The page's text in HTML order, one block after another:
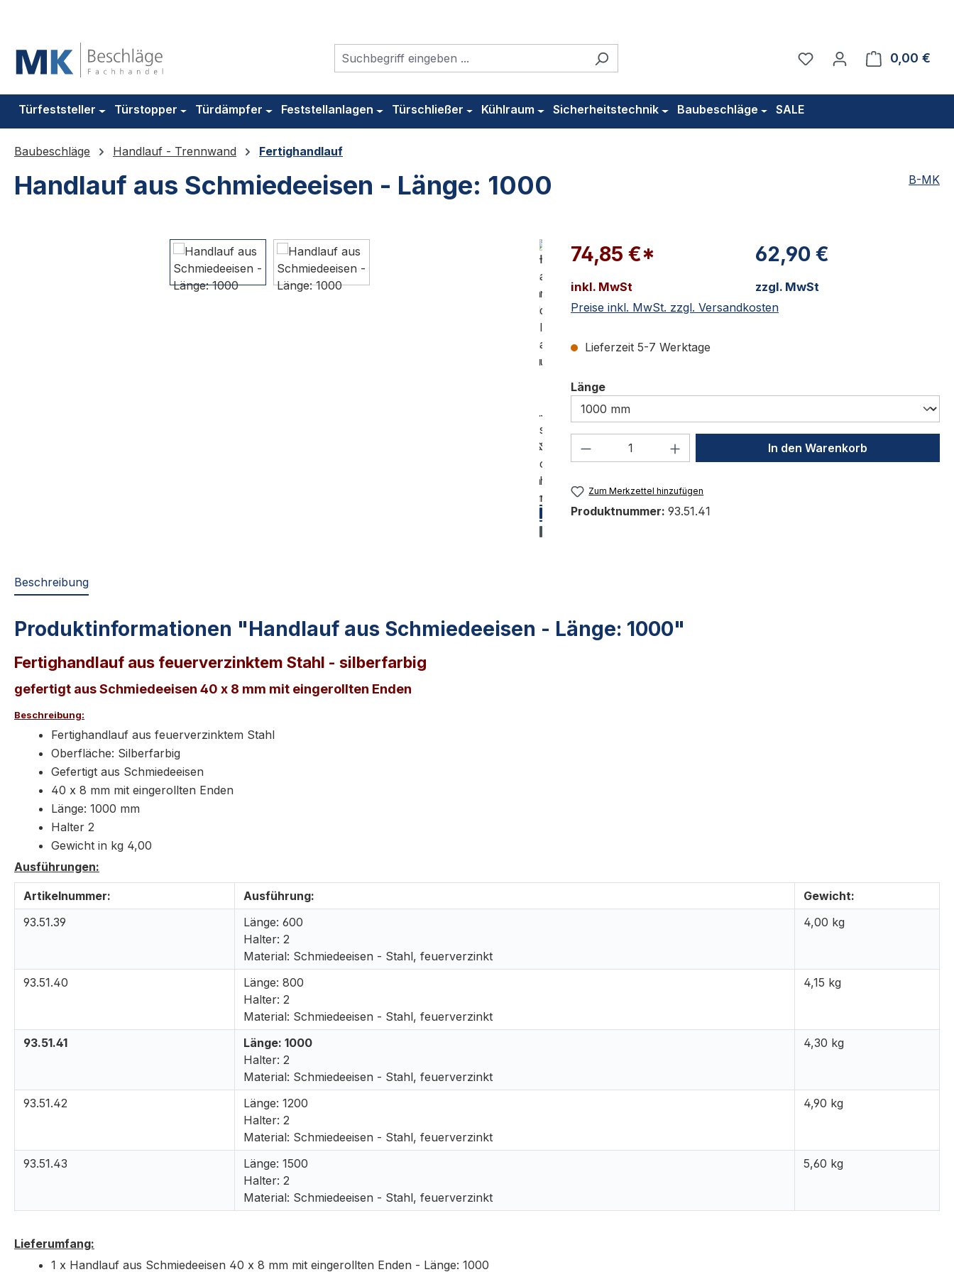
Du hast 0 Produkte auf
0,00 €
Türfeststeller Türstopper Türdämpfer Feststellanlagen Türschließer Kühlraum Sicherheitstechnik Baubeschläge SALE
Baubeschläge Handlauf - Trennwand Fertighandlauf
Handlauf aus Schmiedeeisen - Länge: 1000 B-MK
74,85 €*
inkl. MwSt
62,90 €
zzgl. MwSt
Preise inkl. MwSt. zzgl. Versandkosten
Lieferzeit 5-7 Werktage
Längeauswählen
Produkt Anzahl: Gib den gewünschten Wert
In den Warenkorb
Zum Merkzettel hinzufügen
Produktnummer: 93.51.41
Beschreibung
Produktinformationen "Handlauf aus Schmiedeeisen - Länge: 1000"
Fertighandlauf aus feuerverzinktem Stahl - silberfarbig
gefertigt aus Schmiedeeisen 40 x 8 mm mit eingerollten Enden
Beschreibung:
Fertighandlauf aus feuerverzinktem Stahl
Oberfläche: Silberfarbig
Gefertigt aus Schmiedeeisen
40 x 8 mm mit eingerollten Enden
Länge: 1000 mm
Halter 2
Gewicht in kg 4,00
Ausführungen:
Artikelnummer: Ausführung:
Gewicht:
93.51.39
Länge: 600
Halter: 2
Material: Schmiedeeisen - Stahl, feuerverzinkt
4,00 kg
93.51.40
Länge: 800
Halter: 2
Material: Schmiedeeisen - Stahl, feuerverzinkt
4,15 kg
93.51.41
Länge: 1000
Halter: 2
Material: Schmiedeeisen - Stahl, feuerverzinkt
4,30 kg
93.51.42
Länge: 1200
Halter: 2
Material: Schmiedeeisen - Stahl, feuerverzinkt
4,90 kg
93.51.43
Länge: 1500
Halter: 2
Material: Schmiedeeisen - Stahl, feuerverzinkt
5,60 kg
Lieferumfang:
1 x Handlauf aus Schmiedeeisen 40 x 8 mm mit eingerollten Enden - Länge: 1000